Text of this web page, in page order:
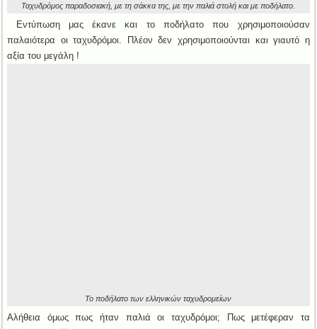
Ταχυδρόμος παραδοσιακή, με τη σάκκα της, με την παλιά στολή και με ποδήλατο.
Εντύπωση μας έκανε και το ποδήλατο που χρησιμοποιούσαν
παλαιότερα οι ταχυδρόμοι. Πλέον δεν χρησιμοποιούνται και γιαυτό η
αξία του μεγάλη !
Το ποδήλατο των ελληνικών ταχυδρομείων
Αλήθεια όμως πως ήταν παλιά οι ταχυδρόμοι; Πως μετέφεραν τα